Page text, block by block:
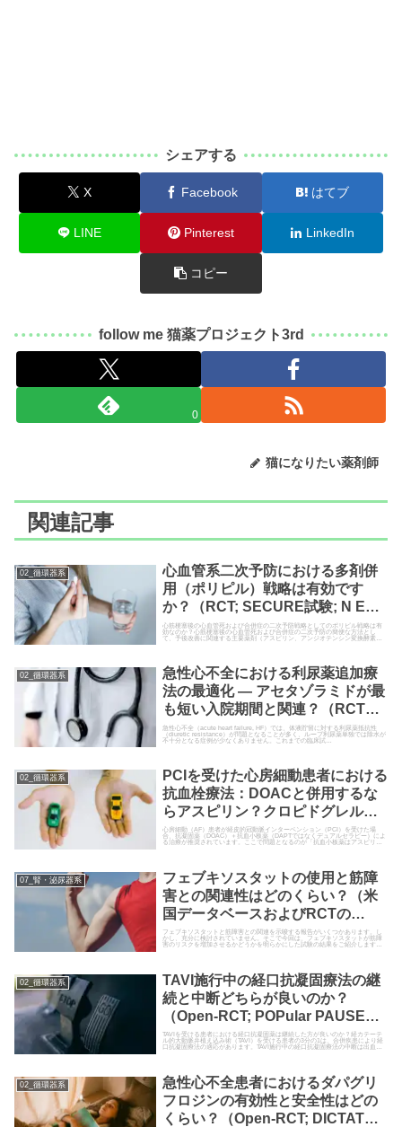
シェアする
X Facebook はてブ
LINE Pinterest LinkedIn
コピー
follow me 猫薬プロジェクト3rd
0
猫になりたい薬剤師
関連記事
02_循環器系
心血管系二次予防における多剤併
用（ポリピル）戦略は有効です
か？（RCT; SECURE試験; N Engl
J Med. 2022）
心筋梗塞後の心血管死および合併症の二次予防戦略としてのポリピル戦略は有
効なのか？心筋梗塞後の心血管死および合併症の二次予防の簡便な方法とし
て、予後改善に関連する主要薬剤（アスピリン、アンジオテンシン変換酵素
02_循環器系
急性心不全における利尿薬追加療
法の最適化 ― アセタゾラミドが最
も短い入院期間と関連？（RCTの
NWM; Am J Cardiol. 2025）
急性心不全（acute heart failure, HF）では、体液貯留に対する利尿薬抵抗性
（diuretic resistance）が問題となることが多く、ループ利尿薬単独では除水が
不十分となる症例が少なくありません。これまでの臨床試…
02_循環器系
PCIを受けた心房細動患者における
抗血栓療法：DOACと併用するな
らアスピリン？クロピドグレル？
（後ろ向きコホート研究; Eur
Heart J Cardiovasc
心房細動（AF）患者が経皮的冠動脈インターベンション（PCI）を受けた場
合、抗凝固薬（DOAC）＋抗血小板薬（DAPTではなくデュアルセラピー）によ
る治療が推奨されています。ここで問題となるのが「抗血小板薬はアスピリン
07_腎・泌尿器系
フェブキソスタットの使用と筋障
害との関連性はどのくらい？（米
国データベースおよびRCTの
SR&MA; Br J Clin
Pharmacol. 2022）
フェブキソスタットと筋障害との関連を示唆する報告がいくつかあります。し
かし、充分に検討されていません。そこで今回は、フェブキソスタットが筋障
害のリスクを増加させるかどうかを明らかにした試験の結果をご紹介します。
02_循環器系
TAVI施行中の経口抗凝固療法の継
続と中断どちらが良いのか？
（Open-RCT; POPular PAUSE
TAVI試験; N Engl J Med. 2024）
TAVIを受ける患者における経口抗凝固薬は継続した方が良いのか？経カテーテ
ル的大動脈弁植え込み術（TAVI）を受ける患者の3分の1は、合併疾患により経
口抗凝固療法の適応があります。TAVI施行中の経口抗凝固療法の中断は出血リ
02_循環器系
急性心不全患者におけるダパグリ
フロジンの有効性と安全性はどの
くらい？（Open-RCT; DICTATE-